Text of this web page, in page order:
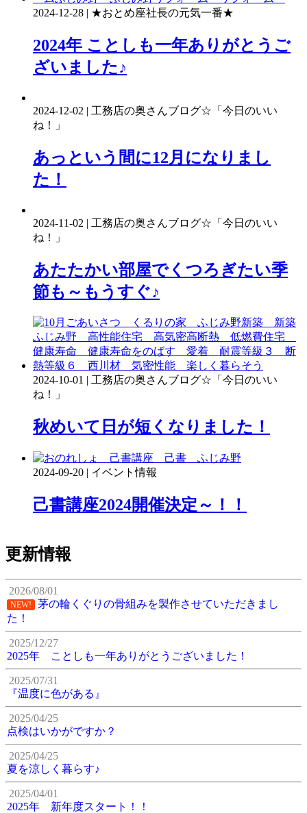
2024-12-28 | ★おとめ座社長の元気一番★
2024年 ことしも一年ありがとうご
ざいました♪
2024-12-02 | 工務店の奥さんブログ☆「今日のいい
ね！」
あっという間に12月になりまし
た！
2024-11-02 | 工務店の奥さんブログ☆「今日のいい
ね！」
あたたかい部屋でくつろぎたい季
節も～もうすぐ♪
2024-10-01 | 工務店の奥さんブログ☆「今日のいい
ね！」
秋めいて日が短くなりました！
2024-09-20 | イベント情報
己書講座2024開催決定～！！
更新情報
2026/08/01
NEW!
茅の輪くぐりの骨組みを製作させていただきまし
た！
2025/12/27
2025年 ことしも一年ありがとうございました！
2025/07/31
『温度に色がある』
2025/04/25
点検はいかがですか？
2025/04/25
夏を涼しく暮らす♪
2025/04/01
2025年 新年度スタート！！